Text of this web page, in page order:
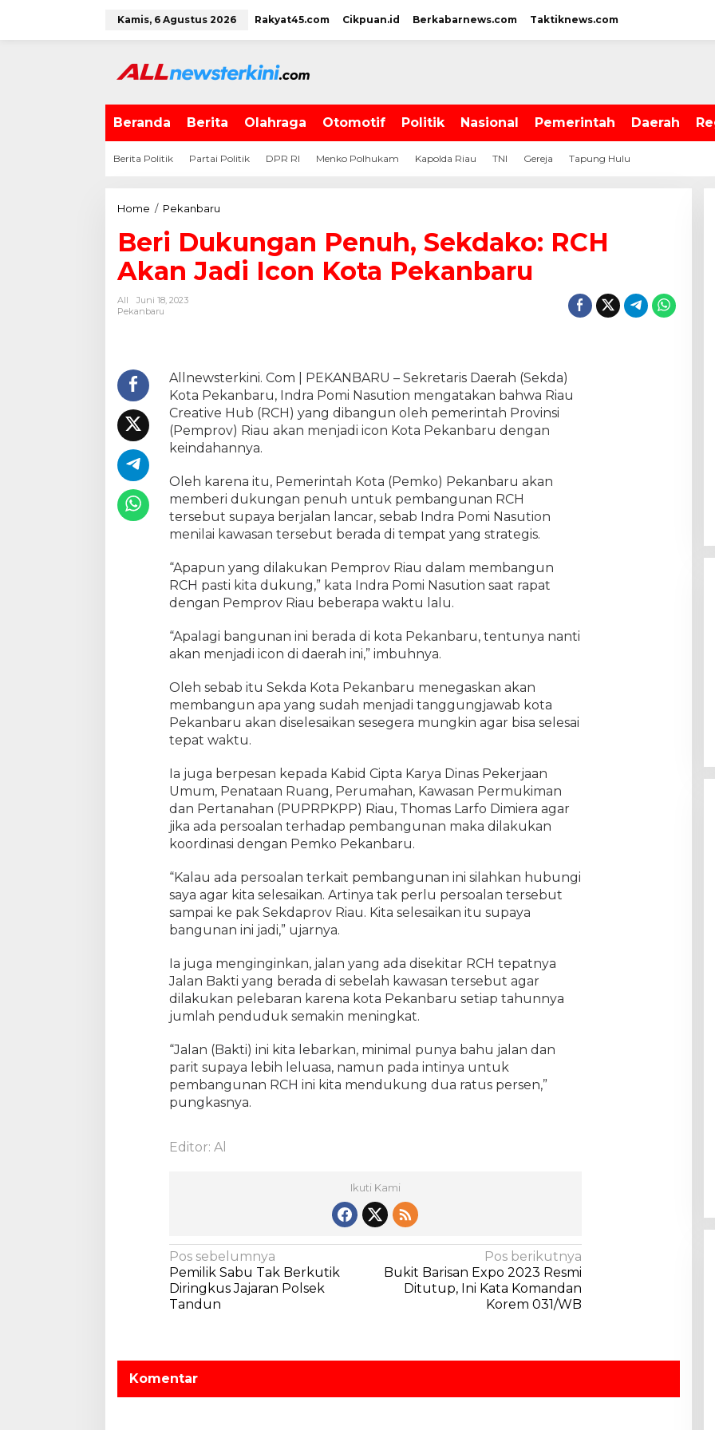
w
Kamis, 6 Agustus 2026 Rakyat45.com Cikpuan.id Berkabarnews.com Taktiknews.com
Beranda Berita Olahraga Otomotif Politik Nasional Pemerintah Daerah
Berita Politik Partai Politik DPR RI Menko Polhukam Kapolda Riau TNI Gereja Tapung Hulu
Home / Pekanbaru
r
D
n
P
e
n
u
,
S
e
k
o
C
H
k
a
n
J
I
c
o
n
o
t
a
P
k
a
b
a
u
Beri Dukungan Penuh, Sekdako: RCH
Akan Jadi Icon Kota Pekanbaru
All
Juni 18, 2023
Pekanbaru
Allnewsterkini. Com | PEKANBARU – Sekretaris Daerah (Sekda)
Kota Pekanbaru, Indra Pomi Nasution mengatakan bahwa Riau
Creative Hub (RCH) yang dibangun oleh pemerintah Provinsi
(Pemprov) Riau akan menjadi icon Kota Pekanbaru dengan
keindahannya.
Oleh karena itu, Pemerintah Kota (Pemko) Pekanbaru akan
memberi dukungan penuh untuk pembangunan RCH
tersebut supaya berjalan lancar, sebab Indra Pomi Nasution
menilai kawasan tersebut berada di tempat yang strategis.
“Apapun yang dilakukan Pemprov Riau dalam membangun
RCH pasti kita dukung,” kata Indra Pomi Nasution saat rapat
dengan Pemprov Riau beberapa waktu lalu.
“Apalagi bangunan ini berada di kota Pekanbaru, tentunya nanti
akan menjadi icon di daerah ini,” imbuhnya.
Oleh sebab itu Sekda Kota Pekanbaru menegaskan akan
membangun apa yang sudah menjadi tanggungjawab kota
Pekanbaru akan diselesaikan sesegera mungkin agar bisa selesai
tepat waktu.
Ia juga berpesan kepada Kabid Cipta Karya Dinas Pekerjaan
Umum, Penataan Ruang, Perumahan, Kawasan Permukiman
dan Pertanahan (PUPRPKPP) Riau, Thomas Larfo Dimiera agar
jika ada persoalan terhadap pembangunan maka dilakukan
koordinasi dengan Pemko Pekanbaru.
“Kalau ada persoalan terkait pembangunan ini silahkan hubungi
saya agar kita selesaikan. Artinya tak perlu persoalan tersebut
sampai ke pak Sekdaprov Riau. Kita selesaikan itu supaya
bangunan ini jadi,” ujarnya.
Ia juga menginginkan, jalan yang ada disekitar RCH tepatnya
Jalan Bakti yang berada di sebelah kawasan tersebut agar
dilakukan pelebaran karena kota Pekanbaru setiap tahunnya
jumlah penduduk semakin meningkat.
“Jalan (Bakti) ini kita lebarkan, minimal punya bahu jalan dan
parit supaya lebih leluasa, namun pada intinya untuk
pembangunan RCH ini kita mendukung dua ratus persen,”
pungkasnya.
Editor: Al
Ikuti Kami
N
a
v
a
s
Pos sebelumnya
Pemilik Sabu Tak Berkutik
Diringkus Jajaran Polsek
Tandun
Pos berikutnya
Bukit Barisan Expo 2023 Resmi
Ditutup, Ini Kata Komandan
Korem 031/WB
Komentar